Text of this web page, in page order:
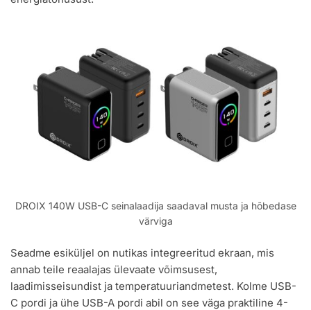
DROIX 140W USB-C seinalaadija saadaval musta ja hõbedase
värviga
Seadme esiküljel on nutikas integreeritud ekraan, mis
annab teile reaalajas ülevaate võimsusest,
laadimisseisundist ja temperatuuriandmetest. Kolme USB-
C pordi ja ühe USB-A pordi abil on see väga praktiline 4-